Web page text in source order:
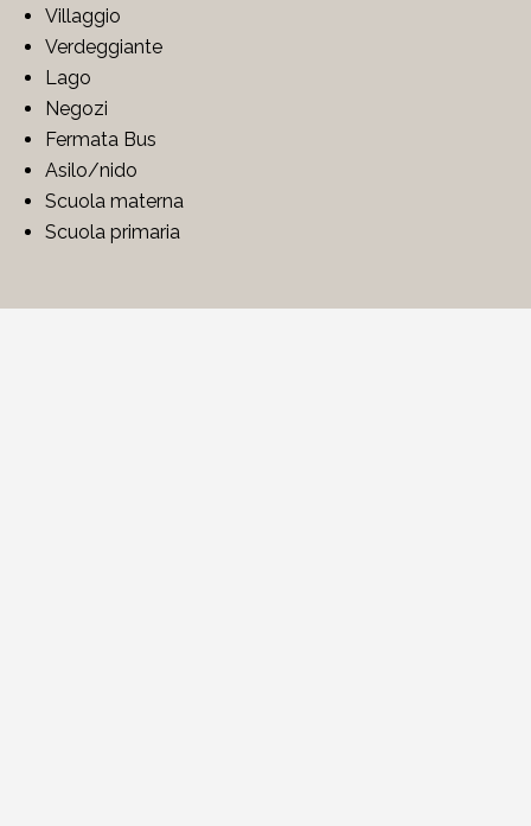
Villaggio
Verdeggiante
Lago
Negozi
Fermata Bus
Asilo/nido
Scuola materna
Scuola primaria